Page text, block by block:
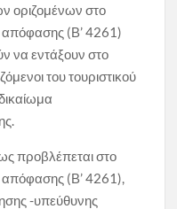
οριζομένων στο
απόφασης (Β’ 4261)
να εντάξουν στο
του τουριστικού
προβλέπεται στο
απόφασης (Β’ 4261),
-υπεύθυνης